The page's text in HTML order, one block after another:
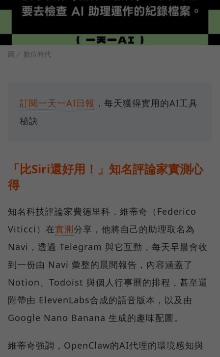
圖／ 數位時代
訂閱一天一AI日報 ，每天獲得實用的AI工具
秘訣
「比Siri還好用！」知名評論家實測心
得
知名科技評論家費德里科．維蒂奇（Federico
Viticci）在實測分享，他將自己的助理取名為
Navi，透過 Telegram 與它互動，每天早晨會收
到一份由 Navi 彙整的晨間報告，內容涵蓋了
Notion、Todoist 與個人行事曆的排程，甚至還
附帶由 ElevenLabs合成的語音版本，以及由
Google Nano Banana 生成的趣味配圖。
維蒂奇強調，OpenClaw的AI代理的環境感知與